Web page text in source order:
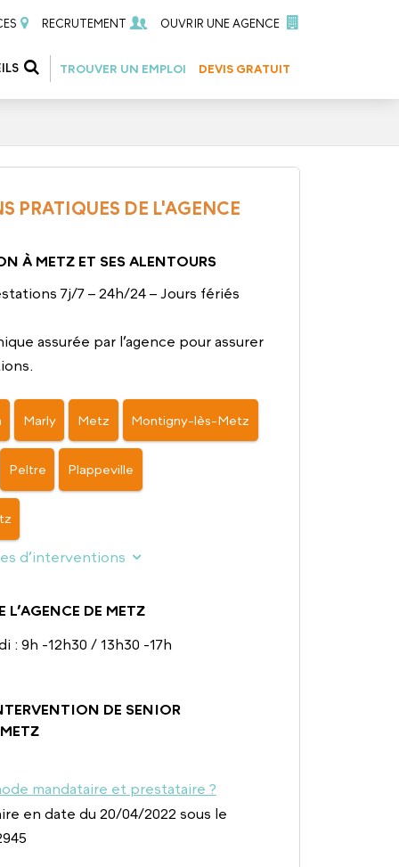
RECRUTEMENT OUVRIR UNE AGENCE
TROUVER UN EMPLOI DEVIS GRATUIT
PRATIQUES DE L'AGENCE
À METZ ET SES ALENTOURS
7j/7 – 24h/24 – Jours fériés
assurée par l’agence pour assurer
Marly Metz Montigny-lès-Metz
Peltre Plappeville
d’interventions
L’AGENCE DE METZ
: 9h -12h30 / 13h30 -17h
DE SENIOR
mandataire et prestataire ?
en date du 20/04/2022 sous le